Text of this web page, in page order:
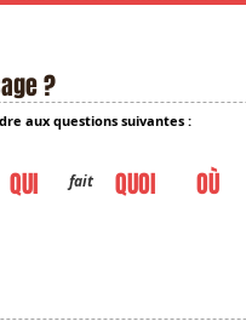
?
aux questions suivantes :
QUI fait QUOI OÙ